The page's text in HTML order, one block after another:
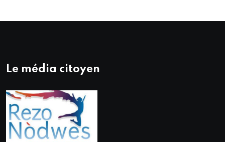
Le média citoyen